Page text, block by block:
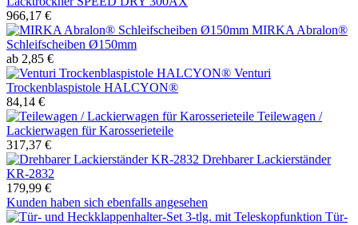
966,17 €
MIRKA Abralon®
Schleifscheiben Ø150mm
ab 2,85 €
Venturi
Trockenblaspistole HALCYON®
84,14 €
Teilewagen /
Lackierwagen für Karosserieteile
317,37 €
Drehbarer Lackierständer
KR-2832
179,99 €
Kunden haben sich ebenfalls angesehen
Tür-